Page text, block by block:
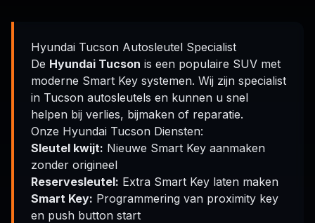
Hyundai Tucson Autosleutel Specialist
De Hyundai Tucson is een populaire SUV met
moderne Smart Key systemen. Wij zijn specialist
in Tucson autosleutels en kunnen u snel
helpen bij verlies, bijmaken of reparatie.
Onze Hyundai Tucson Diensten:
Sleutel kwijt: Nieuwe Smart Key aanmaken
zonder origineel
Reservesleutel: Extra Smart Key laten maken
Smart Key: Programmering van proximity key
en push button start